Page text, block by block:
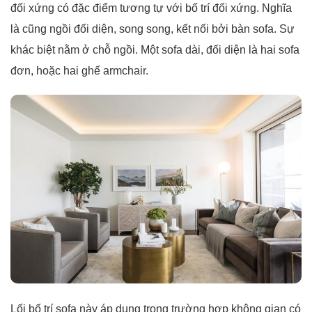
đối xứng có đặc điểm tương tự với bố trí đối xứng. Nghĩa
là cũng ngồi đối diện, song song, kết nối bởi bàn sofa. Sự
khác biệt nằm ở chỗ ngồi. Một sofa dài, đối diện là hai sofa
đơn, hoặc hai ghế armchair.
Lối bố trí sofa này áp dụng trong trường hợp không gian có